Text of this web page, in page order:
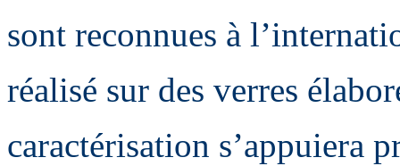
sont reconnues à
réalisé sur des verres
caractérisation s’appuiera